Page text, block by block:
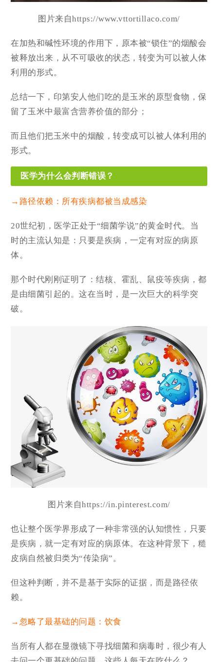
图片来自https://www.vttortillaco.com/
在加热和碱性环境的作用下，原本被“锁住”的烟酸会
被释放出来，从不可吸收的状态，转变为可以被人体
利用的形式。
总结一下，印第安人他们吃的是玉米的原型食物，保
留了玉米中最富含营养价值的部分；
而且他们把玉米中的烟酸，转变成可以被人体利用的
形式。
医学为什么会判断错误？
→ 路径依赖 ：所有疾病都被当成感染
20世纪初，医学正处于“细菌学说”的黄金时代。当
时的主流认知是：只要是疾病，一定有对应的病原
体。
那个时代刚刚证明了：结核、霍乱、鼠疫等疾病，都
是由细菌引起的。这在当时，是一次巨大的科学突
破。
图片来自https://in.pinterest.com/
也让整个医学界形成了一种非常强的认知惯性，只要
是疾病，就一定有对应的病原体。在这种背景下，糙
皮病自然被归类为“传染病”。
但这种判断，并不是基于实际的证据，而是路径依
赖。
→忽略了最基础的问题：饮食
当所有人都在显微镜下寻找细菌和病毒时，很少有人